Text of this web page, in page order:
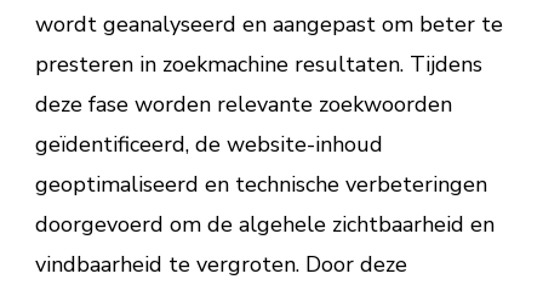
wordt geanalyseerd en aangepast om beter te
presteren in zoekmachine resultaten. Tijdens
deze fase worden relevante zoekwoorden
geïdentificeerd, de website-inhoud
geoptimaliseerd en technische verbeteringen
doorgevoerd om de algehele zichtbaarheid en
vindbaarheid te vergroten. Door deze